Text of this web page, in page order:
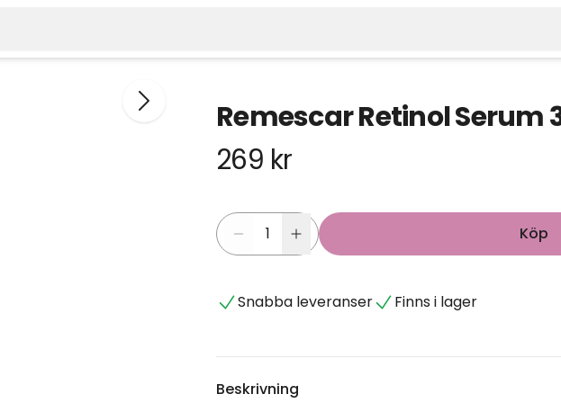
Remescar Retinol Serum
269 kr
Köp
Snabba leveranser Finns i lager
Beskrivning